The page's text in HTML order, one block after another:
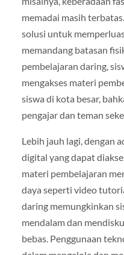
memadai masih
solusi untuk
memandang batasan
pembelajaran daring,
mengakses materi
siswa di kota besar,
pengajar dan teman
Lebih jauh lagi, dengan
digital yang dapat
materi pembelajaran
daya seperti video
daring memungkinkan
mendalam dan
bebas. Penggunaan